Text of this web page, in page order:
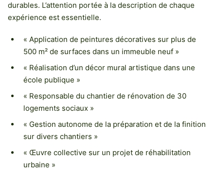
durables. L’attention portée à la description de chaque
expérience est essentielle.
« Application de peintures décoratives sur plus de
500 m² de surfaces dans un immeuble neuf »
« Réalisation d’un décor mural artistique dans une
école publique »
« Responsable du chantier de rénovation de 30
logements sociaux »
« Gestion autonome de la préparation et de la finition
sur divers chantiers »
« Œuvre collective sur un projet de réhabilitation
urbaine »